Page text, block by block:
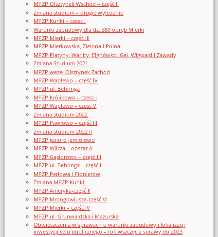
MPZP Olsztynek Wschód – część II
Zmiana studium – drugie wyłożenie
MPZP Kunki – czesc I
Warunki zabudowy dla dz. 380 obręb Mierki
MPZP Mierki – część III
MPZP Mierkowska, Zielona i Polna
MPZP Platyny, Warlity, Elgnówko, Gaj, Wigwałd i Zawady
Zmiana Studium 2021
MPZP węzeł Olsztynek Zachód
MPZP Waplewo – część IV
MPZP ul. Behringa
MPZP Królikowo – czesc I
MPZP Waplewo – czesc V
Zmiana studium 2022
MPZP Pawłowo – część III
Zmiana studium 2022 II
MPZP jezioro Jemiołowo
MPZP Wilcza – obszar A
MPZP Gąsiorowo – część III
MPZP ul. Behringa – część II
MPZP Perłowa i Pionierów
Zmiana MPZP Kunki
MPZP Ameryka-część II
MPZP Mrongowiusza-część VI
MPZP Mierki – część IV
MPZP ul. Grunwaldzka i Mazurska
Obwieszczenia w sprawach o warunki zabudowy i lokalizacji
inwestycji celu publicznego – rok wszczęcia sprawy do 2023